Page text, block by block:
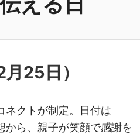
月25日 ）
ネクトが制定。日付は
から、親子が笑顔で感謝を